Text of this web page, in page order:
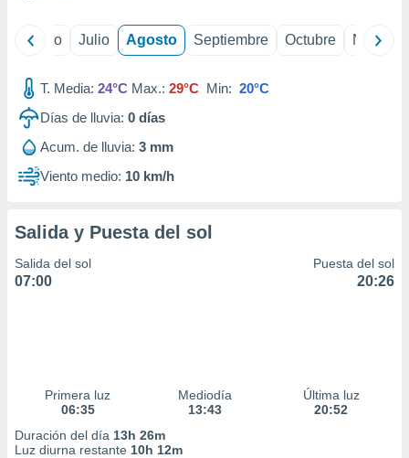
Junio Julio Agosto Septiembre Octubre
T. Media: 24°C Max.: 29°C Min: 20°C
Días de lluvia: 0 días
Acum. de lluvia: 3 mm
Viento medio: 10 km/h
Salida y Puesta del sol
Salida del sol
07:00
Puesta del sol
20:26
Primera luz
06:35
Mediodía
13:43
Última luz
20:52
Duración del día 13h 26m
Luz diurna restante 10h 12m